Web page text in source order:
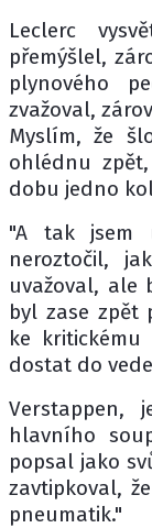
Leclerc
přemýšlel,
plynového
zvažoval,
Myslím, že
ohlédnu
dobu jedno
"A tak jsem
neroztočil,
uvažoval, ale
byl zase zpět
ke
dostat do
Verstappen,
hlavního
popsal jako
zavtipkoval,
pneumatik."